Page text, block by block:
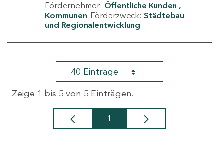
Fördernehmer: Öffentliche Kunden
Kommunen Förderzweck: Städtebau
und Regionalentwicklung
40 Einträge
Zeige 1 bis 5 von 5 Einträgen.
Seite
1